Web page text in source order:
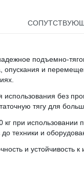
подъемно-
и
без
тягу для
при
техники и
и устойчивость